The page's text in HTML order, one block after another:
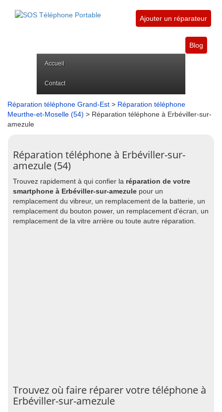
Ajouter un réparateur
Blog
Accueil
Contact
Réparation téléphone Grand-Est > Réparation téléphone
Meurthe-et-Moselle (54) > Réparation téléphone à Erbéviller-sur-
amezule
Réparation téléphone à Erbéviller-sur-
amezule (54)
Trouvez rapidement à qui confier la réparation de votre
smartphone à Erbéviller-sur-amezule pour un
remplacement du vibreur, un remplacement de la batterie, un
remplacement du bouton power, un remplacement d'écran, un
remplacement de la vitre arrière ou toute autre réparation.
Trouvez où faire réparer votre téléphone à
Erbéviller-sur-amezule